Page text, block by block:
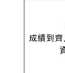
成績到